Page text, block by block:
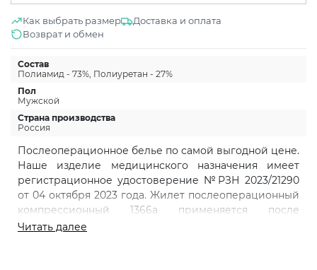
Как выбрать размер
Доставка и оплата
Возврат и обмен
Состав
Полиамид - 73%, Полиуретан - 27%
Пол
Мужской
Страна производства
Россия
Послеоперационное белье по самой выгодной цене.
Наше изделие медицинского назначения имеет
регистрационное удостоверение №РЗН 2023/21290
от 04 октября 2023 года. Жилет послеоперационный
компрессионный 1366а применяется после
липосакции грудной и подмышечной области, а так
Читать далее